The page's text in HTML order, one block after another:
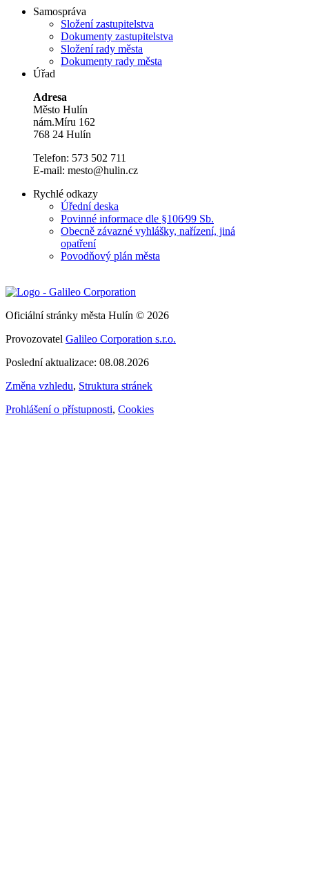
Samospráva
Složení zastupitelstva
Dokumenty zastupitelstva
Složení rady města
Dokumenty rady města
Úřad
Adresa
Město Hulín
nám.Míru 162
768 24 Hulín
Telefon: 573 502 711
E-mail: mesto@hulin.cz
Rychlé odkazy
Úřední deska
Povinné informace dle §106⁄99 Sb.
Obecně závazné vyhlášky, nařízení, jiná
opatření
Povodňový plán města
Oficiální stránky města Hulín © 2026
Provozovatel Galileo Corporation s.r.o.
Poslední aktualizace: 08.08.2026
Změna vzhledu, Struktura stránek
Prohlášení o přístupnosti, Cookies